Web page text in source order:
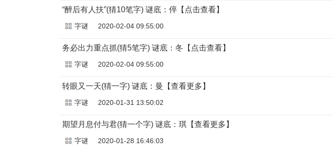
“醉后有人扶”(猜10笔字) 谜底：倅【点击查看】
2020-02-04 09:55:00
字谜
务必出力重点抓(猜5笔字) 谜底：冬【点击查看】
2020-02-04 09:55:00
字谜
转眼又一天(猜一字) 谜底：曼【查看更多】
2020-01-31 13:50:02
字谜
期望月息付与君(猜一个字) 谜底：琪【查看更多】
2020-01-28 16:46:03
字谜